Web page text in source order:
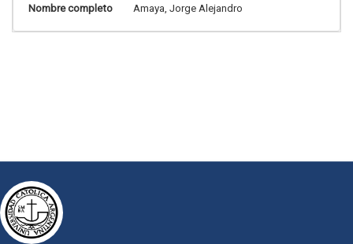
Nombre completo Amaya, Jorge Alejandro